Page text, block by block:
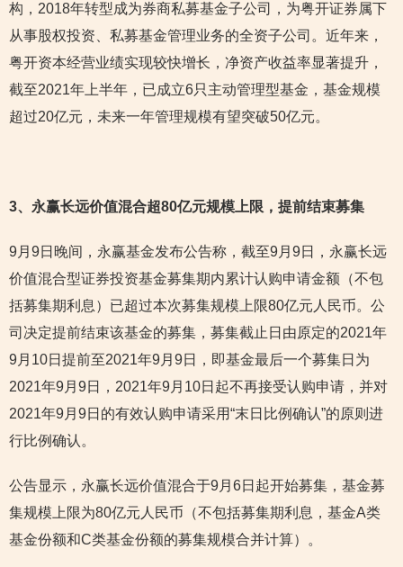
构，2018年转型成为券商私募基金子公司，为粤开证券属下
从事股权投资、私募基金管理业务的全资子公司。近年来，
粤开资本经营业绩实现较快增长，净资产收益率显著提升，
截至2021年上半年，已成立6只主动管理型基金，基金规模
超过20亿元，未来一年管理规模有望突破50亿元。
3、永赢长远价值混合超80亿元规模上限，提前结束募集
9月9日晚间，永赢基金发布公告称，截至9月9日，永赢长远
价值混合型证券投资基金募集期内累计认购申请金额（不包
括募集期利息）已超过本次募集规模上限80亿元人民币。公
司决定提前结束该基金的募集，募集截止日由原定的2021年
9月10日提前至2021年9月9日，即基金最后一个募集日为
2021年9月9日，2021年9月10日起不再接受认购申请，并对
2021年9月9日的有效认购申请采用“末日比例确认”的原则进
行比例确认。
公告显示，永赢长远价值混合于9月6日起开始募集，基金募
集规模上限为80亿元人民币（不包括募集期利息，基金A类
基金份额和C类基金份额的募集规模合并计算）。